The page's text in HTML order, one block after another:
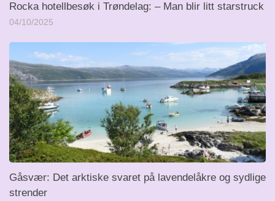
Rocka hotellbesøk i Trøndelag: – Man blir litt starstruck
04/10/2025
Gåsvær: Det arktiske svaret på lavendelåkre og sydlige
strender